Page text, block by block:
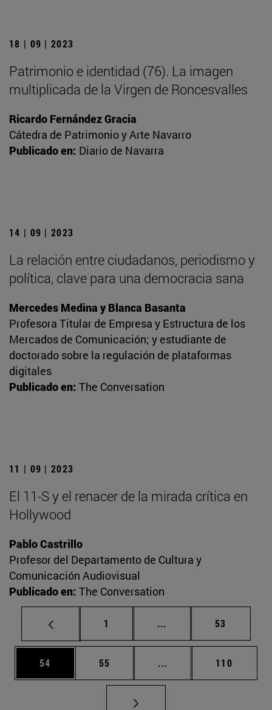
18 | 09 | 2023
Patrimonio e identidad (76). La imagen
multiplicada de la Virgen de Roncesvalles
Ricardo Fernández Gracia
Cátedra de Patrimonio y Arte Navarro
Publicado en: Diario de Navarra
14 | 09 | 2023
La relación entre ciudadanos, periodismo y
política, clave para una democracia sana
Mercedes Medina y Blanca Basanta
Profesora Titular de Empresa y Estructura de los
Mercados de Comunicación; y estudiante de
doctorado sobre la regulación de plataformas
digitales
Publicado en: The Conversation
11 | 09 | 2023
El 11-S y el renacer de la mirada crítica en
Hollywood
Pablo Castrillo
Profesor del Departamento de Cultura y
Comunicación Audiovisual
Publicado en: The Conversation
Página
1 ... Páginas intermedias
Página
53
Página
54 Página
55 ... Páginas intermedias
Página
110